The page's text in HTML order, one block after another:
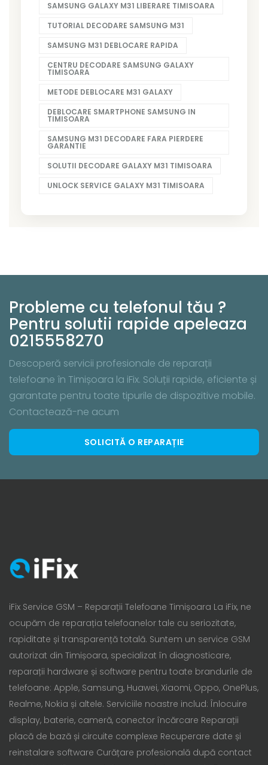
SAMSUNG GALAXY M31 LIBERARE TIMISOARA
TUTORIAL DECODARE SAMSUNG M31
SAMSUNG M31 DEBLOCARE RAPIDA
CENTRU DECODARE SAMSUNG GALAXY
TIMISOARA
METODE DEBLOCARE M31 GALAXY
DEBLOCARE SMARTPHONE SAMSUNG IN
TIMISOARA
SAMSUNG M31 DECODARE FARA PIERDERE
GARANTIE
SOLUTII DECODARE GALAXY M31 TIMISOARA
UNLOCK SERVICE GALAXY M31 TIMISOARA
Probleme cu telefonul tău ?
Pentru solutii rapide apeleaza
0215558270
Descoperă servicii profesionale de reparații
telefoane în Timișoara la iFix. Soluții rapide, eficiente și
garantate pentru toate tipurile de dispozitive mobile.
Contactează-ne acum
SOLICITĂ O REPARAȚIE
iFix Service GSM – Reparații Telefoane Timișoara La iFix, ne
ocupăm de reparația telefoanelor tale cu seriozitate,
rapiditate și transparență totală. Suntem un service GSM
autorizat din Timișoara, specializat în diagnosticare,
reparații hardware și software pentru toate brandurile de
telefoane: Apple, Samsung, Huawei, Xiaomi, Oppo, OnePlus,
Realme, Nokia și altele. Serviciile noastre includ: Înlocuire
display, baterie, cameră, conector încărcare Reparații
placă de bază și circuite complexe Recuperare date și
reinstalare software Curățare profesională după contact